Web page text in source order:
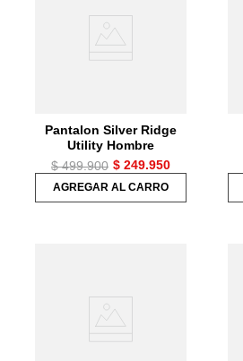
Pantalon Silver Ridge
Utility Hombre
$ 499.900 $ 249.950
AGREGAR AL CARRO
chaquetas mujer
senderismo